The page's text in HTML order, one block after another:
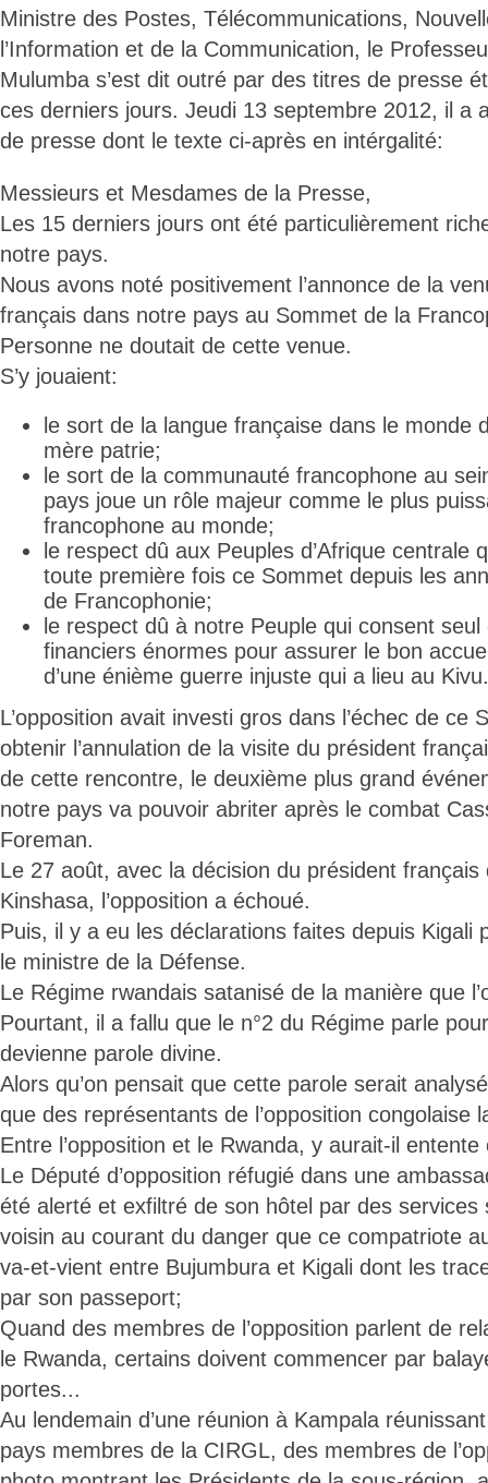
Ministre des Postes, Télécommunications,
l’Information et de la Communication, le
Mulumba s’est dit outré par des titres de presse
ces derniers jours. Jeudi 13 septembre 2012, il a
de presse dont le texte ci-après en intérgalité:
Messieurs et Mesdames de la Presse,
Les 15 derniers jours ont été particulièrement
notre pays.
Nous avons noté positivement l’annonce de la
français dans notre pays au Sommet de la
Personne ne doutait de cette venue.
S’y jouaient:
le sort de la langue française dans le monde
mère patrie;
le sort de la communauté francophone au
pays joue un rôle majeur comme le plus
francophone au monde;
le respect dû aux Peuples d’Afrique centrale
toute première fois ce Sommet depuis les
de Francophonie;
le respect dû à notre Peuple qui consent
financiers énormes pour assurer le bon
d’une énième guerre injuste qui a lieu au Kivu.
L’opposition avait investi gros dans l’échec de ce
obtenir l’annulation de la visite du président
de cette rencontre, le deuxième plus grand
notre pays va pouvoir abriter après le combat
Foreman.
Le 27 août, avec la décision du président français
Kinshasa, l’opposition a échoué.
Puis, il y a eu les déclarations faites depuis Kigali
le ministre de la Défense.
Le Régime rwandais satanisé de la manière que
Pourtant, il a fallu que le n°2 du Régime parle
devienne parole divine.
Alors qu’on pensait que cette parole serait
que des représentants de l’opposition congolaise
Entre l’opposition et le Rwanda, y aurait-il entente
Le Député d’opposition réfugié dans une
été alerté et exfiltré de son hôtel par des services
voisin au courant du danger que ce compatriote
va-et-vient entre Bujumbura et Kigali dont les
par son passeport;
Quand des membres de l’opposition parlent de
le Rwanda, certains doivent commencer par
portes...
Au lendemain d’une réunion à Kampala
pays membres de la CIRGL, des membres de